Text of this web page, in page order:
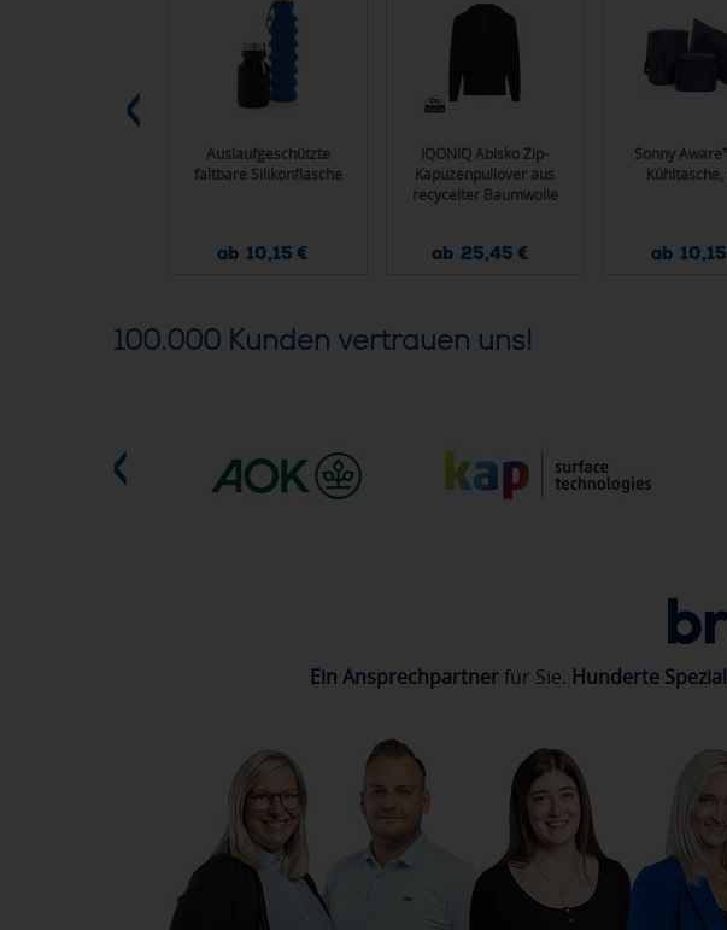
Auslaufgeschützte
faltbare Silikonflasche
ab 10,15 €
IQONIQ Abisko Zip-
Kapuzenpullover aus
recycelter Baumwolle
ab 25,45 €
Sonny
Kühltasche,
ab
100.000 Kunden vertrauen uns!
Ein Ansprechpartnerfür Sie. Hunderte